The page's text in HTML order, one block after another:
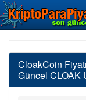
CloakCoin
Güncel CLOAK